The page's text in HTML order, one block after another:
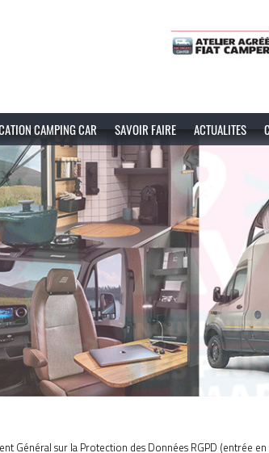
CAMPING CAR SAVOIR FAIRE ACTUALITES
Général sur la Protection des Données RGPD (entrée